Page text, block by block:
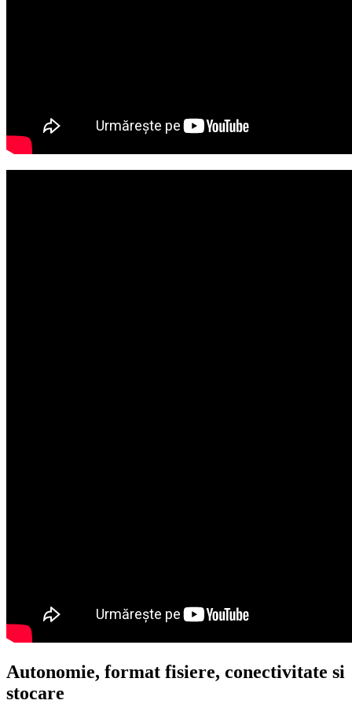
Autonomie, format fisiere, conectivitate si
stocare